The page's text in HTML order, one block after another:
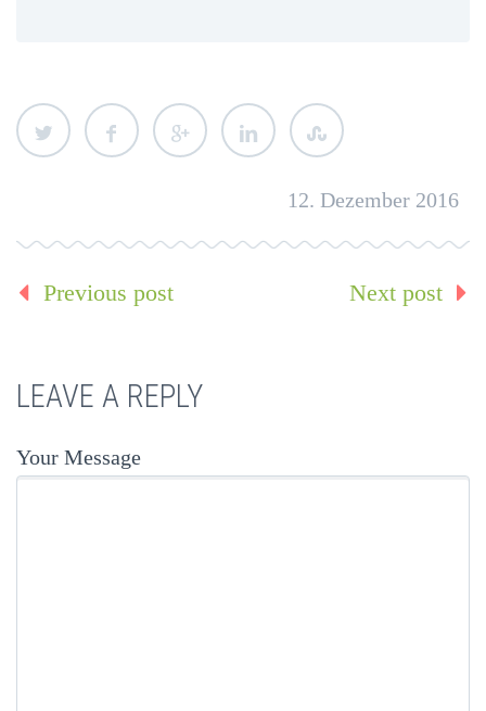
12. Dezember 2016
Previous post Next post
LEAVE A REPLY
Your Message